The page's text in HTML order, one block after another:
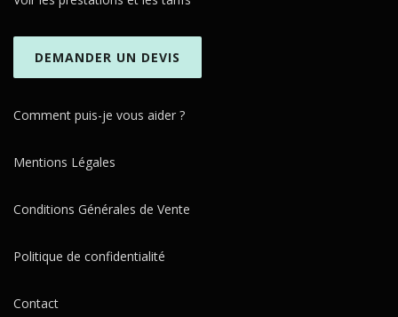
DEMANDER UN DEVIS
Comment puis-je vous aider ?
Mentions Légales
Conditions Générales de Vente
Politique de confidentialité
Contact